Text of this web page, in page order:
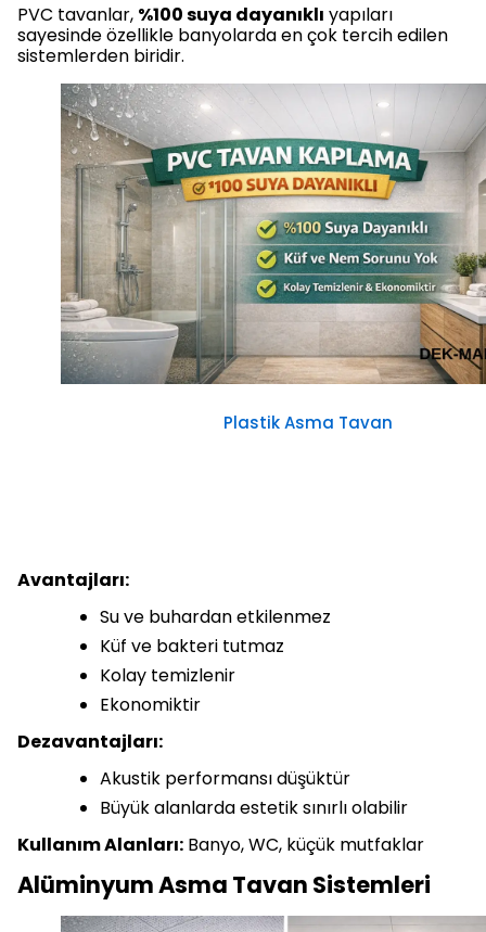
PVC tavanlar, %100 suya dayanıklı yapıları
sayesinde özellikle banyolarda en çok tercih edilen
sistemlerden biridir.
Plastik Asma Tavan
Avantajları:
Su ve buhardan etkilenmez
Küf ve bakteri tutmaz
Kolay temizlenir
Ekonomiktir
Dezavantajları:
Akustik performansı düşüktür
Büyük alanlarda estetik sınırlı olabilir
Kullanım Alanları: Banyo, WC, küçük mutfaklar
Alüminyum Asma Tavan Sistemleri